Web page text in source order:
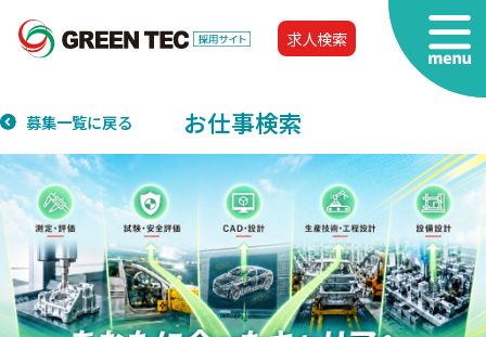
求人検索
お仕事検索
募集一覧に戻る